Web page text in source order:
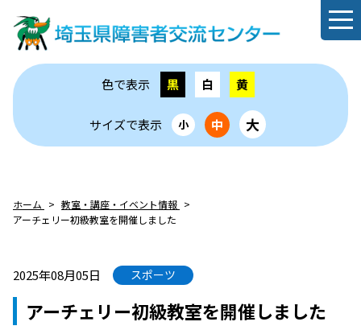
色で表示 黒 白 黄
サイズで表示 小 中 大
ホーム
教室・講座・イベント情報
アーチェリー初級教室を開催しました
2025年08月05日 スポーツ
アーチェリー初級教室を開催しました